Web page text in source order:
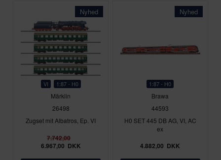
Nyhed
VI 1:87 - H0
Märklin
26498
Zugset mit Albatros, Ep. VI
7.742,00
6.967,00 DKK
Nyhed
1:87 - H0
Brawa
44593
H0 SET 445 DB AG, VI, AC
ex
4.882,00 DKK